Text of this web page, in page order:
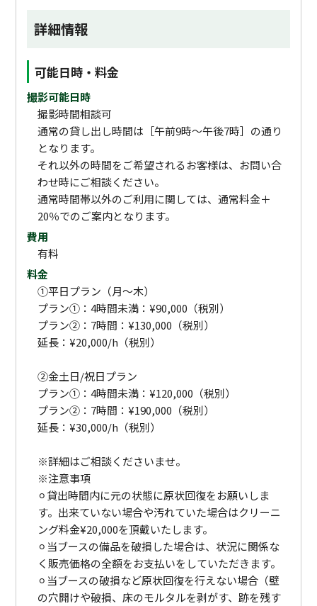
詳細情報
可能日時・料金
撮影可能日時
撮影時間相談可
通常の貸し出し時間は［午前9時～午後7時］の通り
となります。
それ以外の時間をご希望されるお客様は、お問い合
わせ時にご相談ください。
通常時間帯以外のご利用に関しては、通常料金＋
20％でのご案内となります。
費用
有料
料金
①平日プラン（月〜木）
プラン①：4時間未満：¥90,000（税別）
プラン②：7時間：¥130,000（税別）
延長：¥20,000/h（税別）
②金土日/祝日プラン
プラン①：4時間未満：¥120,000（税別）
プラン②：7時間：¥190,000（税別）
延長：¥30,000/h（税別）
※詳細はご相談くださいませ。
※注意事項
⚪︎貸出時間内に元の状態に原状回復をお願いしま
す。出来ていない場合や汚れていた場合はクリーニ
ング料金¥20,000を頂戴いたします。
⚪︎当ブースの備品を破損した場合は、状況に関係な
く販売価格の全額をお支払いをしていただきます。
⚪︎当ブースの破損など原状回復を行えない場合（壁
の穴開けや破損、床のモルタルを剥がす、跡を残す